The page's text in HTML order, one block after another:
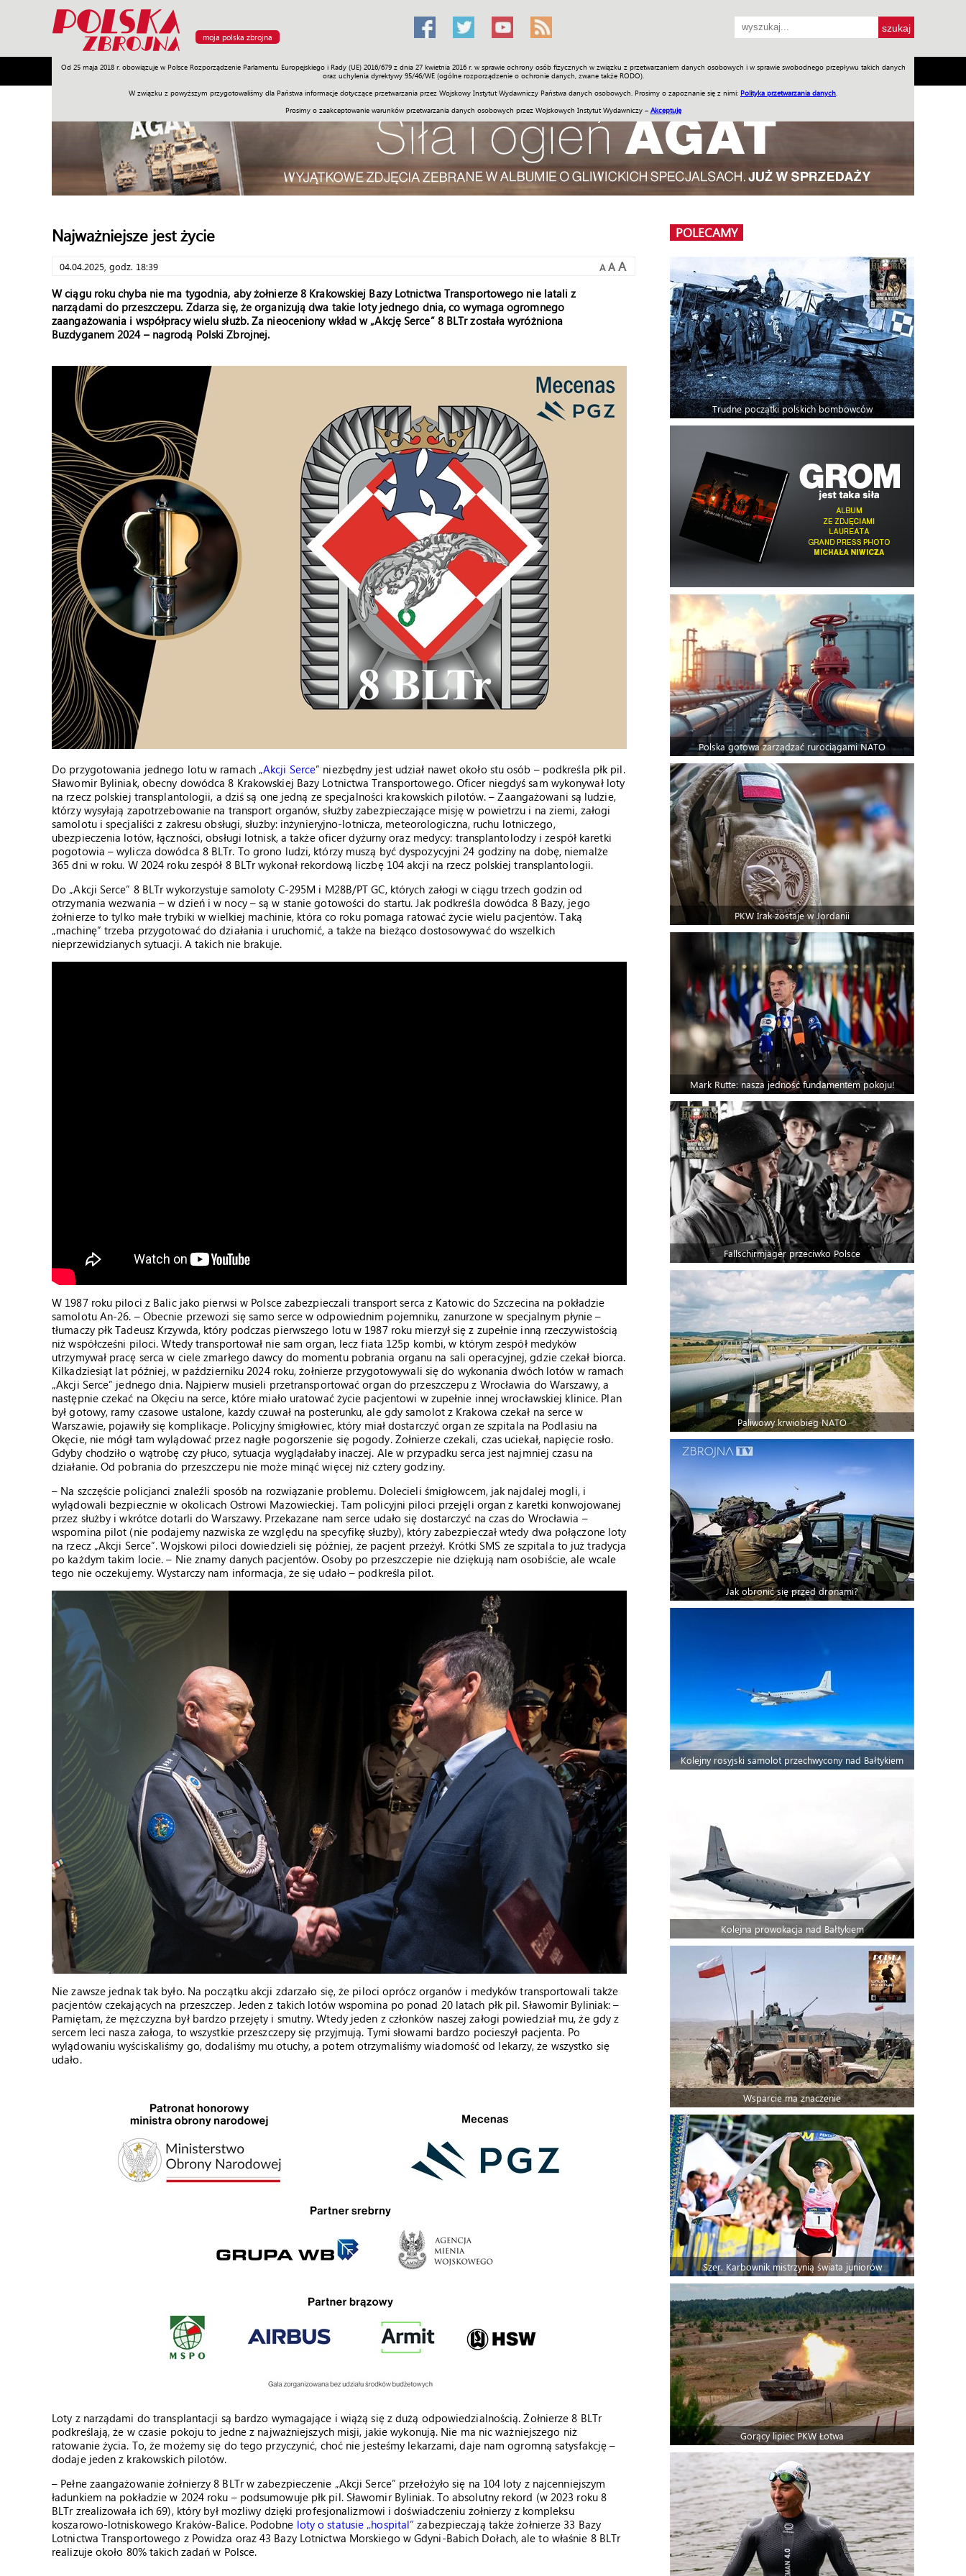
moja polska zbrojna
Od 25 maja 2018 r. obowiązuje w Polsce Rozporządzenie Parlamentu Europejskiego i Rady (UE) 2016/679 z dnia 27 kwietnia 2016 r. w sprawie ochrony osób fizycznych w związku z przetwarzaniem danych osobowych i w sprawie swobodnego przepływu takich danych
oraz uchylenia dyrektywy 95/46/WE (ogólne rozporządzenie o ochronie danych, zwane także RODO).
W związku z powyższym przygotowaliśmy dla Państwa informacje dotyczące przetwarzania przez Wojskowy Instytut Wydawniczy Państwa danych osobowych. Prosimy o zapoznanie się z nimi: Polityka przetwarzania danych
Prosimy o zaakceptowanie warunków przetwarzania danych osobowych przez Wojskowych Instytut Wydawniczy – Akceptuję
Armia Poligon Sprzęt Misje Polityka Prawo Świat Społeczność Sport Historia Galerie Wideo ENGLISH SKLEP Jednodniówki Praca w WIW
Najważniejsze jest życie
04.04.2025, godz. 18:39 A A A
W ciągu roku chyba nie ma tygodnia, aby żołnierze 8 Krakowskiej Bazy Lotnictwa Transportowego nie latali z
narządami do przeszczepu. Zdarza się, że organizują dwa takie loty jednego dnia, co wymaga ogromnego
zaangażowania i współpracy wielu służb. Za nieoceniony wkład w „Akcję Serce” 8 BLTr została wyróżniona
Buzdyganem 2024 – nagrodą Polski Zbrojnej.
Do przygotowania jednego lotu w ramach „Akcji Serce” niezbędny jest udział nawet około stu osób – podkreśla płk pil.
Sławomir Byliniak, obecny dowódca 8 Krakowskiej Bazy Lotnictwa Transportowego. Oficer niegdyś sam wykonywał loty
na rzecz polskiej transplantologii, a dziś są one jedną ze specjalności krakowskich pilotów. – Zaangażowani są ludzie,
którzy wysyłają zapotrzebowanie na transport organów, służby zabezpieczające misję w powietrzu i na ziemi, załogi
samolotu i specjaliści z zakresu obsługi, służby: inżynieryjno-lotnicza, meteorologiczna, ruchu lotniczego,
ubezpieczenia lotów, łączności, obsługi lotnisk, a także oficer dyżurny oraz medycy: transplantolodzy i zespół karetki
pogotowia – wylicza dowódca 8 BLTr. To grono ludzi, którzy muszą być dyspozycyjni 24 godziny na dobę, niemalże
365 dni w roku. W 2024 roku zespół 8 BLTr wykonał rekordową liczbę 104 akcji na rzecz polskiej transplantologii.
Do „Akcji Serce” 8 BLTr wykorzystuje samoloty C-295M i M28B/PT GC, których załogi w ciągu trzech godzin od
otrzymania wezwania – w dzień i w nocy – są w stanie gotowości do startu. Jak podkreśla dowódca 8 Bazy, jego
żołnierze to tylko małe trybiki w wielkiej machinie, która co roku pomaga ratować życie wielu pacjentów. Taką
„machinę” trzeba przygotować do działania i uruchomić, a także na bieżąco dostosowywać do wszelkich
nieprzewidzianych sytuacji. A takich nie brakuje.
W 1987 roku piloci z Balic jako pierwsi w Polsce zabezpieczali transport serca z Katowic do Szczecina na pokładzie
samolotu An-26. – Obecnie przewozi się samo serce w odpowiednim pojemniku, zanurzone w specjalnym płynie –
tłumaczy płk Tadeusz Krzywda, który podczas pierwszego lotu w 1987 roku mierzył się z zupełnie inną rzeczywistością
niż współcześni piloci. Wtedy transportował nie sam organ, lecz fiata 125p kombi, w którym zespół medyków
utrzymywał pracę serca w ciele zmarłego dawcy do momentu pobrania organu na sali operacyjnej, gdzie czekał biorca.
Kilkadziesiąt lat później, w październiku 2024 roku, żołnierze przygotowywali się do wykonania dwóch lotów w ramach
„Akcji Serce” jednego dnia. Najpierw musieli przetransportować organ do przeszczepu z Wrocławia do Warszawy, a
następnie czekać na Okęciu na serce, które miało uratować życie pacjentowi w zupełnie innej wrocławskiej klinice. Plan
był gotowy, ramy czasowe ustalone, każdy czuwał na posterunku, ale gdy samolot z Krakowa czekał na serce w
Warszawie, pojawiły się komplikacje. Policyjny śmigłowiec, który miał dostarczyć organ ze szpitala na Podlasiu na
Okęcie, nie mógł tam wylądować przez nagłe pogorszenie się pogody. Żołnierze czekali, czas uciekał, napięcie rosło.
Gdyby chodziło o wątrobę czy płuco, sytuacja wyglądałaby inaczej. Ale w przypadku serca jest najmniej czasu na
działanie. Od pobrania do przeszczepu nie może minąć więcej niż cztery godziny.
– Na szczęście policjanci znaleźli sposób na rozwiązanie problemu. Dolecieli śmigłowcem, jak najdalej mogli, i
wylądowali bezpiecznie w okolicach Ostrowi Mazowieckiej. Tam policyjni piloci przejęli organ z karetki konwojowanej
przez służby i wkrótce dotarli do Warszawy. Przekazane nam serce udało się dostarczyć na czas do Wrocławia –
wspomina pilot (nie podajemy nazwiska ze względu na specyfikę służby), który zabezpieczał wtedy dwa połączone loty
na rzecz „Akcji Serce”. Wojskowi piloci dowiedzieli się później, że pacjent przeżył. Krótki SMS ze szpitala to już tradycja
po każdym takim locie. – Nie znamy danych pacjentów. Osoby po przeszczepie nie dziękują nam osobiście, ale wcale
tego nie oczekujemy. Wystarczy nam informacja, że się udało – podkreśla pilot.
Nie zawsze jednak tak było. Na początku akcji zdarzało się, że piloci oprócz organów i medyków transportowali także
pacjentów czekających na przeszczep. Jeden z takich lotów wspomina po ponad 20 latach płk pil. Sławomir Byliniak: –
Pamiętam, że mężczyzna był bardzo przejęty i smutny. Wtedy jeden z członków naszej załogi powiedział mu, że gdy z
sercem leci nasza załoga, to wszystkie przeszczepy się przyjmują. Tymi słowami bardzo pocieszył pacjenta. Po
wylądowaniu wyściskaliśmy go, dodaliśmy mu otuchy, a potem otrzymaliśmy wiadomość od lekarzy, że wszystko się
udało.
Loty z narządami do transplantacji są bardzo wymagające i wiążą się z dużą odpowiedzialnością. Żołnierze 8 BLTr
podkreślają, że w czasie pokoju to jedne z najważniejszych misji, jakie wykonują. Nie ma nic ważniejszego niż
ratowanie życia. To, że możemy się do tego przyczynić, choć nie jesteśmy lekarzami, daje nam ogromną satysfakcję –
dodaje jeden z krakowskich pilotów.
– Pełne zaangażowanie żołnierzy 8 BLTr w zabezpieczenie „Akcji Serce” przełożyło się na 104 loty z najcenniejszym
ładunkiem na pokładzie w 2024 roku – podsumowuje płk pil. Sławomir Byliniak. To absolutny rekord (w 2023 roku 8
BLTr zrealizowała ich 69), który był możliwy dzięki profesjonalizmowi i doświadczeniu żołnierzy z kompleksu
koszarowo-lotniskowego Kraków-Balice. Podobne loty o statusie „hospital” zabezpieczają także żołnierze 33 Bazy
Lotnictwa Transportowego z Powidza oraz 43 Bazy Lotnictwa Morskiego w Gdyni-Babich Dołach, ale to właśnie 8 BLTr
realizuje około 80% takich zadań w Polsce.
POLECAMY
Trudne początki polskich bombowców
Polska gotowa zarządzać rurociągami NATO
PKW Irak zostaje w Jordanii
Mark Rutte: nasza jedność fundamentem pokoju!
Fallschirmjäger przeciwko Polsce
Paliwowy krwiobieg NATO
Jak obronić się przed dronami?
Kolejny rosyjski samolot przechwycony nad Bałtykiem
Kolejna prowokacja nad Bałtykiem
Wsparcie ma znaczenie
Szer. Karbownik mistrzynią świata juniorów
Gorący lipiec PKW Łotwa